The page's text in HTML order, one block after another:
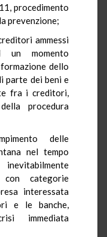
procedimento
prevenzione;
ammessi
un momento
dello
parte dei beni e
fra i creditori,
procedura
delle
nel tempo
con categorie
interessata
e le banche,
immediata